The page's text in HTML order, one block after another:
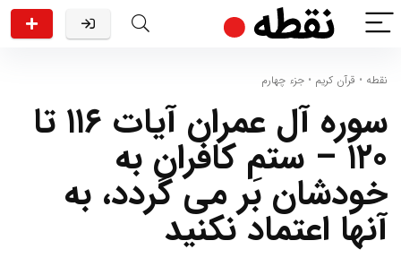
نقطه • قرآن کریم • جزء چهارم
سوره آل عمران آیات ۱۱۶ تا
۱۲۰ – ستمِ کافران به
خودشان بر می گردد، به
آنها اعتماد نکنید